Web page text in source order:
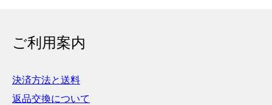
ご利用案内
決済方法と送料
返品交換について